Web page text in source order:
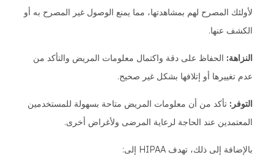
لأولئك المصرح لهم بمشاهدتها، مما يمنع الوصول غير المصرح به أو
الكشف عنها.
النزاهة: الحفاظ على دقة واكتمال معلومات المريض والتأكد من
عدم تغييرها أو إتلافها بشكل غير صحيح.
التوفر: تأكد من أن معلومات المريض متاحة بسهولة للمستخدمين
المعتمدين عند الحاجة لرعاية المرضى ولأغراض أخرى.
بالإضافة إلى ذلك، تهدف HIPAA إلى: